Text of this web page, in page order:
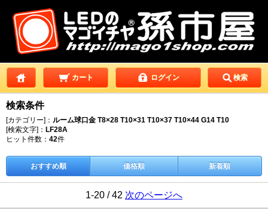
カート ログイン 検索
検索条件
[カテゴリー]： ルーム球口金 T8×28 T10×31 T10×37 T10×44 G14 T10
[検索文字]： LF28A
ヒット件数： 42件
おすすめ順 価格順 新着順
1-20 / 42 次のページへ